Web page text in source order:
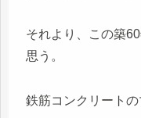
それより、この築
思う。
鉄筋コンクリートの